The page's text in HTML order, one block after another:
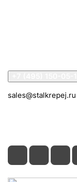
sales@stalkrepej.ru